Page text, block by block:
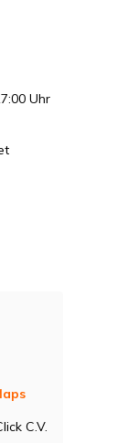
Uhr
C.V.